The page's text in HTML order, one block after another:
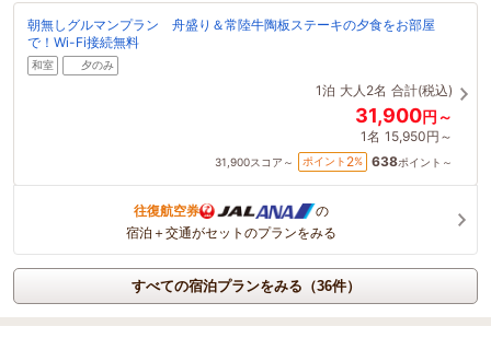
朝無しグルマンプラン 舟盛り＆常陸牛陶板ステーキの夕食をお部屋
で！Wi-Fi接続無料
和室 夕のみ
1泊 大人2名 合計(税込)
31,900円～
1名 15,950円～
31,900スコア～ ポイント 2% 638ポイント～
往復航空券
の
宿泊＋交通がセットのプランをみる
すべての宿泊プランをみる（36件）